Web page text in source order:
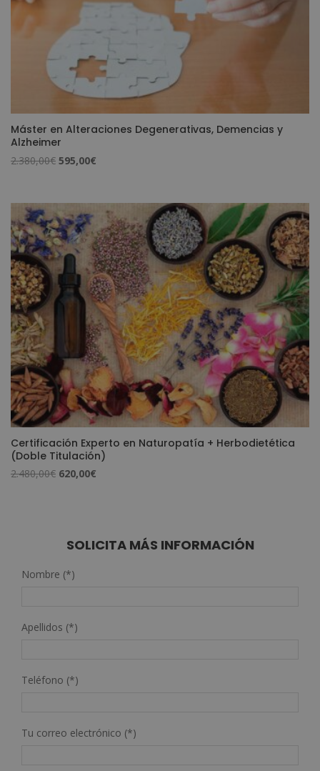
Máster en Alteraciones Degenerativas, Demencias y
Alzheimer
2.380,00€ El
2.380,00€.
595,00€
es:
595,00€.
Certificación Experto en Naturopatía + Herbodietética
(Doble Titulación)
2.480,00€ El
2.480,00€.
620,00€
620,00€.
SOLICITA MÁS INFORMACIÓN
Nombre (*)
Apellidos (*)
Teléfono (*)
Tu correo electrónico (*)